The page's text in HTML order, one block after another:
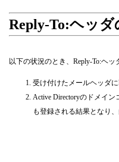
Reply-To:ヘッ
以下の状況のとき、Reply-To:ヘッ
受け付けたメールヘッダに
Active Directoryのドメイ
も登録される結果となり